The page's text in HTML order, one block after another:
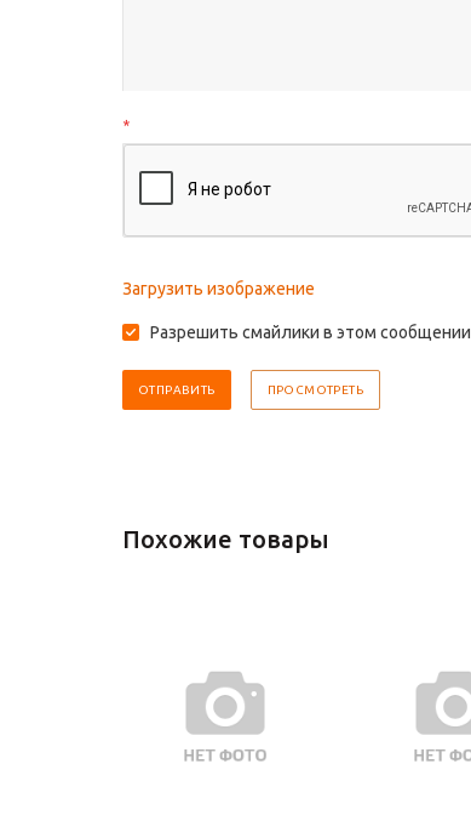
*
Загрузить изображение
Разрешить смайлики в этом сообщении
Похожие товары